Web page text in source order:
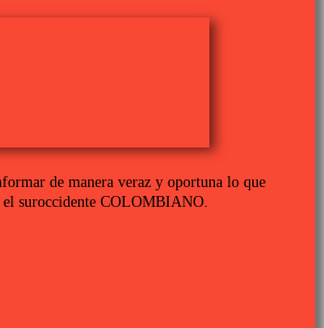
de manera veraz y oportuna lo que
el suroccidente COLOMBIANO.